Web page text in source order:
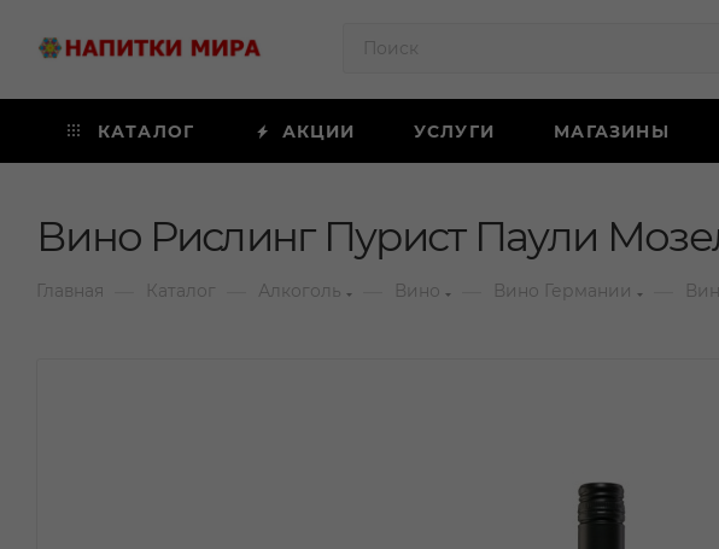
КАТАЛОГ АКЦИИ УСЛУГИ МАГАЗИНЫ
Вино Рислинг Пурист Паули
Главная Каталог Алкоголь Вино Вино Германии